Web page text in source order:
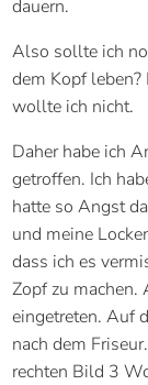
dauern.
Also sollte ich
dem Kopf
wollte ich nicht.
Daher habe ich
getroffen. Ich
hatte so Angst
und meine
dass ich es
Zopf zu
eingetreten. Auf
nach dem
rechten Bild 3